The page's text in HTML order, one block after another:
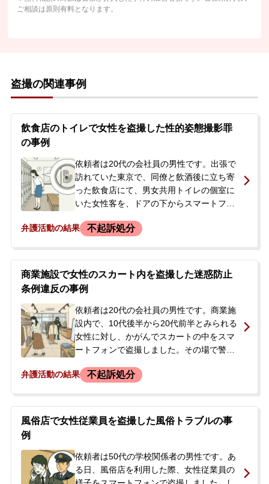
ご相談は原則有料となります。
盗撮の関連事例
飲食店のトイレで女性を盗撮した性的姿態撮影罪
の事例
依頼者は20代の会社員の男性です。出張で
訪れていた東京で、同僚と飲酒後に立ち寄
った飲食店にて、男女共用トイレの個室に
いた女性客を、ドアの下からスマートフォ
害女性から申告を受けた店員に声をかけら
頭し逮捕されました。勾留請求はされず逮
捕から3日で釈放されたものの、今後の刑事
手続きや会社からの処分に強い不安を覚
え、釈放の翌日にご家族と共に当事務所へ
相談に来られ、ご依頼に至りました。
弁護活動の結果 不起訴処分
商業施設で女性のスカート内を盗撮した迷惑防止
条例違反の事例
依頼者は20代の会社員の男性です。商業施
設内で、10代後半から20代前半とみられる
女性に対し、かがんでスカートの中をスマ
ートフォンで盗撮しました。その場で警備
警察署に連行されました。取り調べを受
証拠品として押収されました。依頼者は初
犯でしたが、捜査段階で他にも15件ほどの
じて被害者に謝罪と示談を申し入れたもの
の拒否され、警察官から弁護士に依頼する
よう勧められたため、今後の処分を心配し
弁護活動の結果 不起訴処分
風俗店で女性従業員を盗撮した風俗トラブルの事
例
依頼者は50代の学校関係者の男性です。あ
る日、風俗店を利用した際、女性従業員の